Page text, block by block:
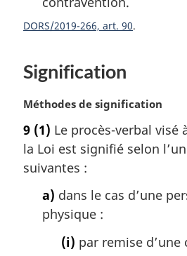
DORS/2019-266, art. 90
Signification
N
t
e
m
Méthodes de signification
9 (1) Le procès-verbal visé
la Loi est signifié selon
suivantes :
a) dans le cas d’une
physique :
(i) par remise d’une